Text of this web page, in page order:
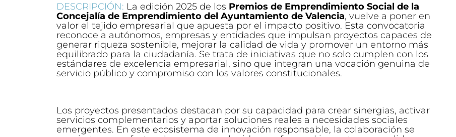
DESCRIPCIÓN: La edición 2025 de los Premios de Emprendimiento Social de la
Concejalía de Emprendimiento del Ayuntamiento de Valencia, vuelve a poner en
valor el tejido empresarial que apuesta por el impacto positivo. Esta convocatoria
reconoce a autónomos, empresas y entidades que impulsan proyectos capaces de
generar riqueza sostenible, mejorar la calidad de vida y promover un entorno más
equilibrado para la ciudadanía. Se trata de iniciativas que no solo cumplen con los
estándares de excelencia empresarial, sino que integran una vocación genuina de
servicio público y compromiso con los valores constitucionales.
Los proyectos presentados destacan por su capacidad para crear sinergias, activar
servicios complementarios y aportar soluciones reales a necesidades sociales
emergentes. En este ecosistema de innovación responsable, la colaboración se